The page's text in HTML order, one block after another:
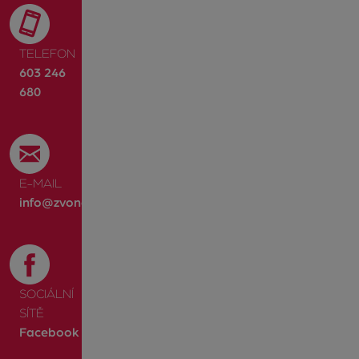
TELEFON
603 246
680
E-MAIL
info@zvonek.cz
SOCIÁLNÍ
SÍTĚ
Facebook